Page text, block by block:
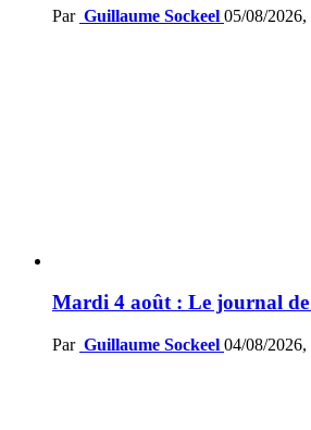
Par Guillaume Sockeel 05/08/2026,
Mardi 4 août : Le journal
Par Guillaume Sockeel 04/08/2026,